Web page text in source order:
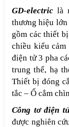
GD-electric là
thương hiệu
gồm các thiết
chiều kiểu
điện tử 3 pha
trung thế, hạ
Thiết bị đóng
tắc – Ổ cắm
Công tơ điện
được nghiên